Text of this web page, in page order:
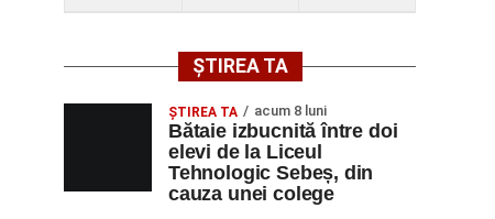
ȘTIREA TA
ŞTIREA TA acum 8 luni
Bătaie izbucnită între doi
elevi de la Liceul
Tehnologic Sebeș, din
cauza unei colege